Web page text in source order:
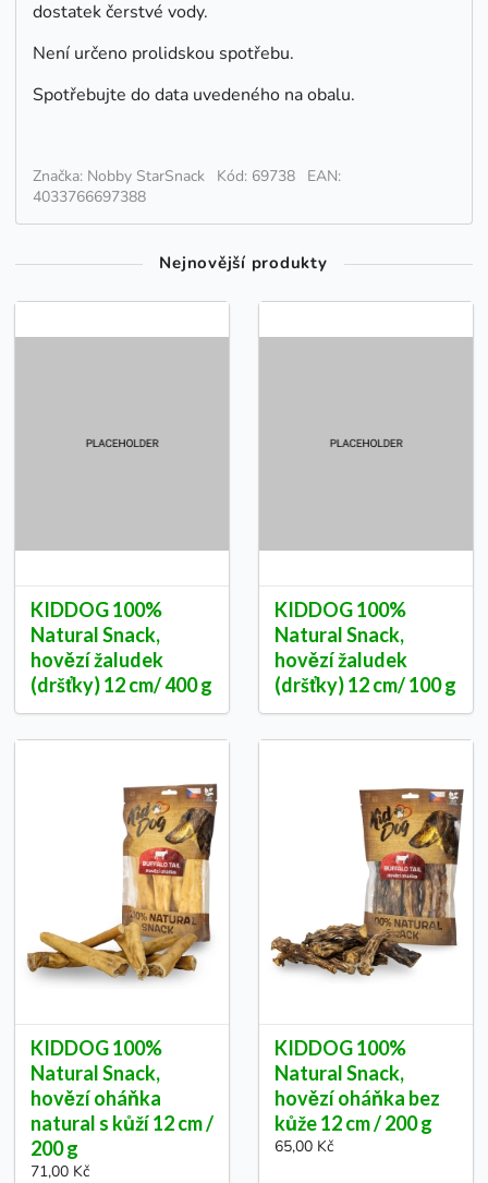
dostatekčerstvé vody.
Není určeno prolidskou spotřebu.
Spotřebujte do data uvedeného na obalu.
Značka: Nobby StarSnack Kód: 69738
EAN:
4033766697388
Nejnovější produkty
KIDDOG 100%
Natural Snack,
hovězí žaludek
(dršťky) 12 cm/ 400 g
KIDDOG 100%
Natural Snack,
hovězí žaludek
(dršťky) 12 cm/ 100 g
KIDDOG 100%
Natural Snack,
hovězí oháňka
natural s kůží 12 cm /
200 g
71,00 Kč
KIDDOG 100%
Natural Snack,
hovězí oháňka bez
kůže 12 cm / 200 g
65,00 Kč